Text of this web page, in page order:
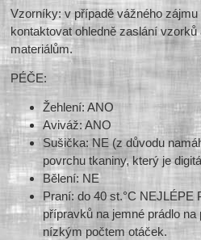
Vzorníky: v případě vážného
kontaktovat ohledně zaslání
materiálům.
PÉČE:
Žehlení: ANO
Aviváž: ANO
Sušička: NE (z důvodu
povrchu tkaniny, který je
Bělení: NE
Praní: do 40 st.°C
přípravků na jemné prádlo
nízkým počtem otáček.